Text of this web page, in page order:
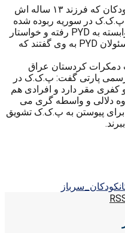
حبشی در ادامه گفت: مادر یکی از کودکان که فرزند ۱۳ ساله اش
در سوریه ربوده شده
است؛ به مقابل مقر جوانان انقلابی وابسته به PYD رفته و خواستار
برگرداندن پسرش شده است اما lمسئولان PYD به وی گفتند که
کردستان عراق
رسمی پارتی گفت: پ.ک.ک در
کفری مقر دارد و افرادی هم
دلالی و واسطه گری می
برای پیوستن به پ.ک.ک تشویق
کودکان_سرباز